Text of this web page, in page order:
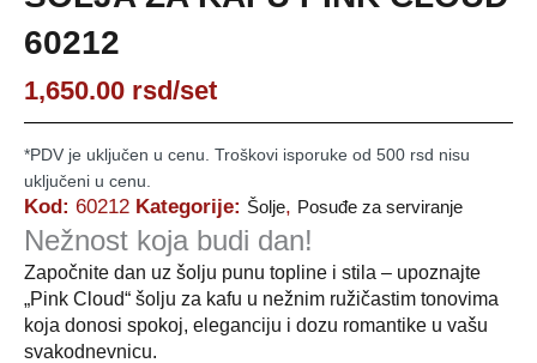
60212
1,650.00 rsd/set
*PDV je uključen u cenu. Troškovi isporuke od 500 rsd nisu
uključeni u cenu.
Kod: 60212 Kategorije: Šolje, Posuđe za serviranje
Nežnost koja budi dan!
Započnite dan uz šolju punu topline i stila – upoznajte
„Pink Cloud“ šolju za kafu u nežnim ružičastim tonovima
koja donosi spokoj, eleganciju i dozu romantike u vašu
svakodnevnicu.